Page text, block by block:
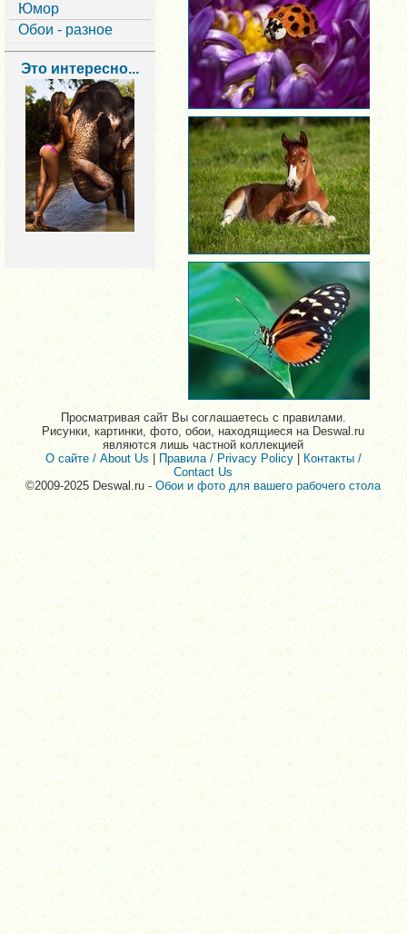
Юмор
Обои - разное
Это интересно...
Просматривая сайт Вы соглашаетесь с правилами.
Рисунки, картинки, фото, обои, находящиеся на Deswal.ru
являются лишь частной коллекцией
О сайте / About Us
Правила / Privacy Policy|Контакты /
Contact Us
©2009-2025 Deswal.ru -Обои и фото для вашего рабочего стола